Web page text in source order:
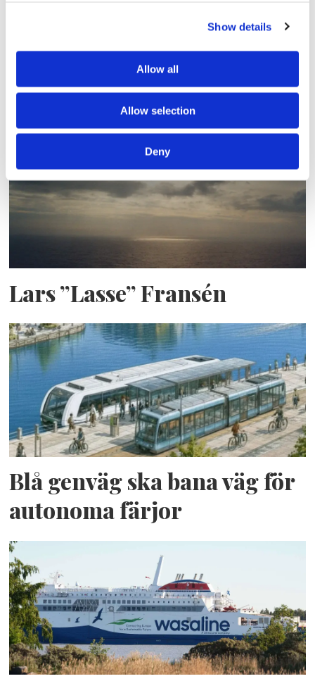
Show details
Allow all
Allow selection
Deny
Sirius tar leverans av
nybygge
Lars ”Lasse” Fransén
Blå genväg ska bana väg för
autonoma färjor